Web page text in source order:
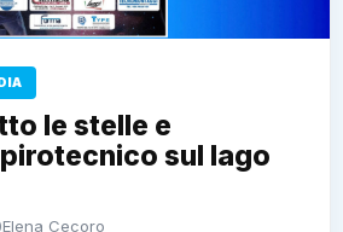
le stelle e
sul lago
Elena Cecoro